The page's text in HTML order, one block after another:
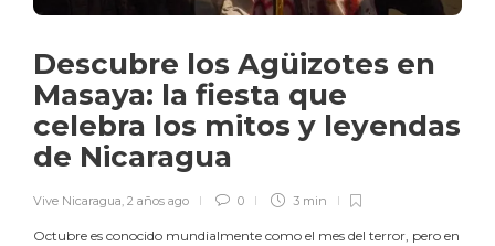
Descubre los Agüizotes en
Masaya: la fiesta que
celebra los mitos y leyendas
de Nicaragua
Vive Nicaragua, 2 años ago 0 3 min
Octubre es conocido mundialmente como el mes del terror, pero en